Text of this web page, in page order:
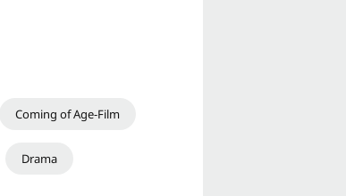
Coming of Age-Film
Drama